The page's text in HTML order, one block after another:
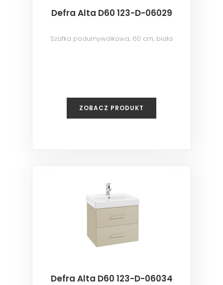
Defra Alta D60 123-D-06029
Szafka podumywalkowa, 60 cm, biała
ZOBACZ PRODUKT
Defra Alta D60 123-D-06034